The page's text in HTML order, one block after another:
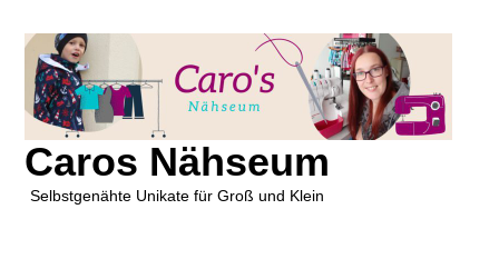
Caros Nähseum
Selbstgenähte Unikate für Groß und Klein